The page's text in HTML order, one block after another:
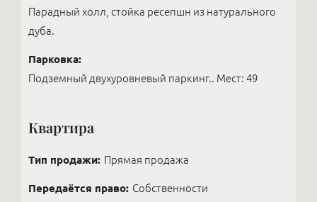
Парадный холл, стойка ресепшн из натурального
дуба.
Парковка:
Подземный двухуровневый паркинг.. Мест: 49
Квартира
Тип продажи: Прямая продажа
Передаётся право: Собственности